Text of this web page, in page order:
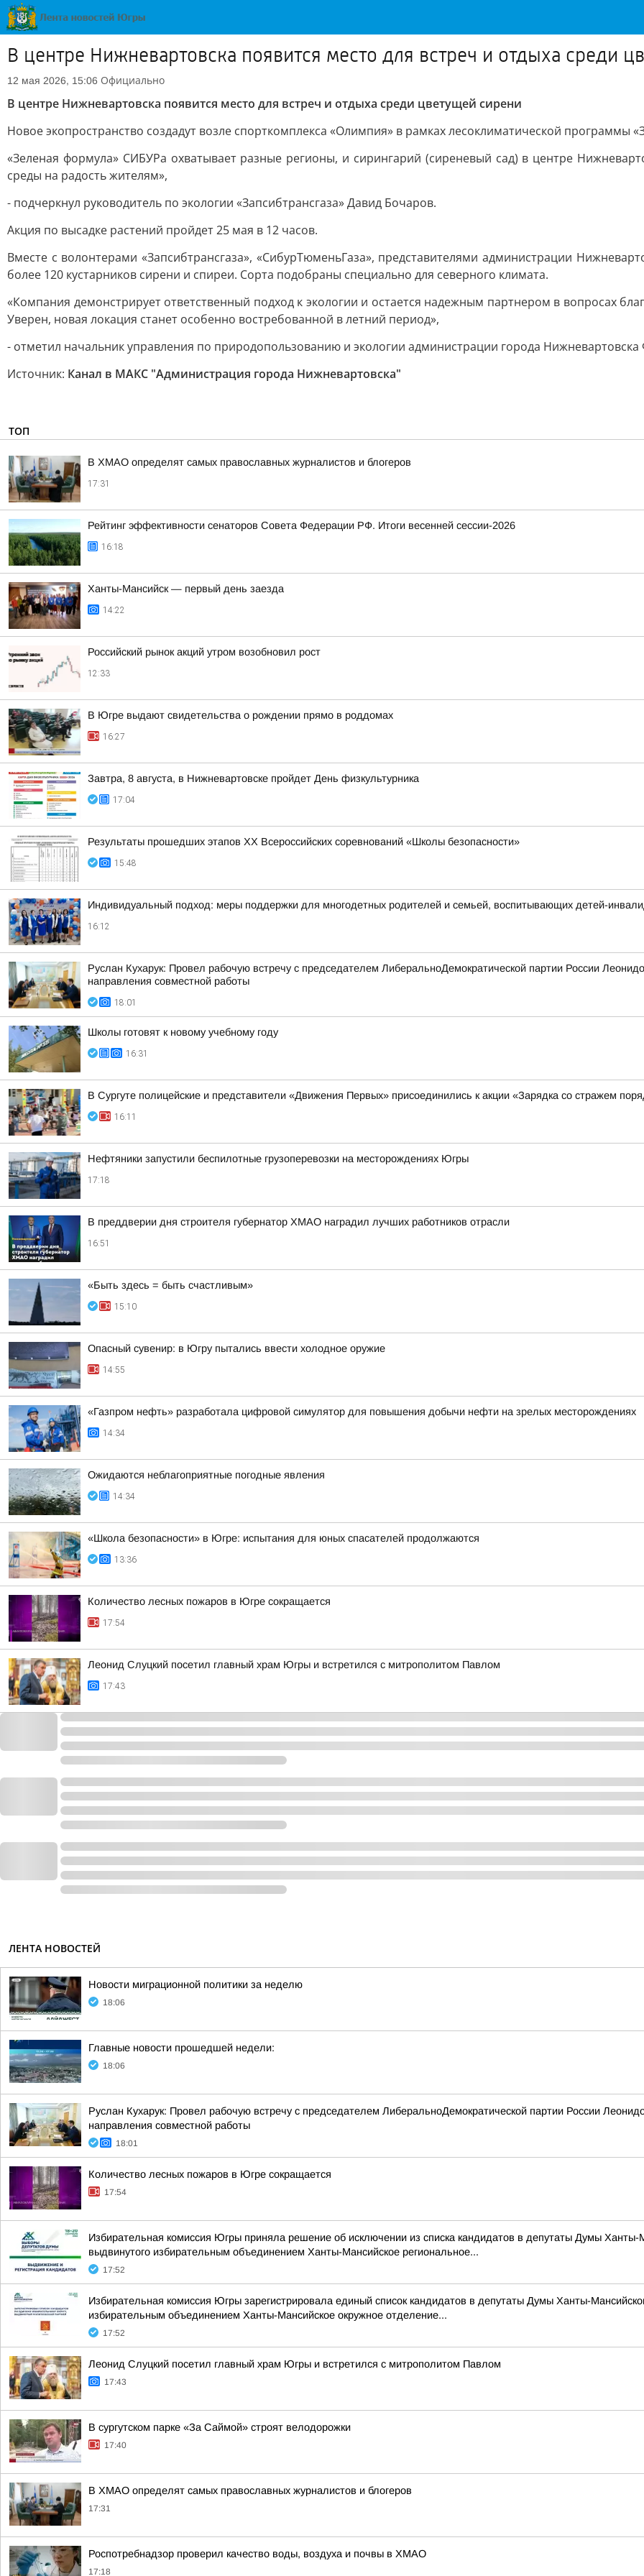
В центре Нижневартовска появится место для встреч и отдыха среди
12 мая 2026, 15:06 Официально
В центре Нижневартовска появится место для встреч и отдыха среди цветущей сирени
Новое экопространство создадут возле спорткомплекса «Олимпия» в рамках лесоклиматической программы
«Зеленая формула» СИБУРа охватывает разные регионы, и сирингарий (сиреневый сад) в центре
среды на радость жителям»,
- подчеркнул руководитель по экологии «Запсибтрансгаза» Давид Бочаров.
Акция по высадке растений пройдет 25 мая в 12 часов.
Вместе с волонтерами «Запсибтрансгаза», «СибурТюменьГаза», представителями администрации
более 120 кустарников сирени и спиреи. Сорта подобраны специально для северного климата.
«Компания демонстрирует ответственный подход к экологии и остается надежным партнером в вопросах
Уверен, новая локация станет особенно востребованной в летний период»,
- отметил начальник управления по природопользованию и экологии администрации города
Источник: Канал в МАКС "Администрация города Нижневартовска"
ТОП
В ХМАО определят самых православных журналистов и блогеров
17:31
Рейтинг эффективности сенаторов Совета Федерации РФ. Итоги весенней сессии-2026
16:18
Ханты-Мансийск — первый день заезда
14:22
Российский рынок акций утром возобновил рост
12:33
В Югре выдают свидетельства о рождении прямо в роддомах
16:27
Завтра, 8 августа, в Нижневартовске пройдет День физкультурника
17:04
Результаты прошедших этапов ХХ Всероссийских соревнований «Школы безопасности»
15:48
Индивидуальный подход: меры поддержки для многодетных родителей и семьей, воспитывающих детей-
16:12
Руслан Кухарук: Провел рабочую встречу с председателем ЛиберальноДемократической партии России
направления совместной работы
18:01
Школы готовят к новому учебному году
16:31
В Сургуте полицейские и представители «Движения Первых» присоединились к акции «Зарядка со стражем
16:11
Нефтяники запустили беспилотные грузоперевозки на месторождениях Югры
17:18
В преддверии дня строителя губернатор ХМАО наградил лучших работников отрасли
16:51
«Быть здесь = быть счастливым»
15:10
Опасный сувенир: в Югру пытались ввести холодное оружие
14:55
«Газпром нефть» разработала цифровой симулятор для повышения добычи нефти на зрелых месторождениях
14:34
Ожидаются неблагоприятные погодные явления
14:34
«Школа безопасности» в Югре: испытания для юных спасателей продолжаются
13:36
Количество лесных пожаров в Югре сокращается
17:54
Леонид Слуцкий посетил главный храм Югры и встретился с митрополитом Павлом
17:43
ЛЕНТА НОВОСТЕЙ
Новости миграционной политики за неделю
18:06
Главные новости прошедшей недели:
18:06
Руслан Кухарук: Провел рабочую встречу с председателем ЛиберальноДемократической партии России
направления совместной работы
18:01
Количество лесных пожаров в Югре сокращается
17:54
Избирательная комиссия Югры приняла решение об исключении из списка кандидатов в депутаты Думы Ханты-
выдвинутого избирательным объединением Ханты-Мансийское региональное...
17:52
Избирательная комиссия Югры зарегистрировала единый список кандидатов в депутаты Думы Ханты-
избирательным объединением Ханты-Мансийское окружное отделение...
17:52
Леонид Слуцкий посетил главный храм Югры и встретился с митрополитом Павлом
17:43
В сургутском парке «За Саймой» строят велодорожки
17:40
В ХМАО определят самых православных журналистов и блогеров
17:31
Роспотребнадзор проверил качество воды, воздуха и почвы в ХМАО
17:18